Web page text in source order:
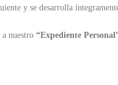
y se desarrolla
nuestro “Expediente